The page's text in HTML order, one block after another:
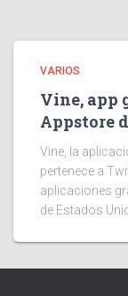
VARIOS
Vine, app
Appstore
Vine, la
pertenece a
aplicaciones
de Estados